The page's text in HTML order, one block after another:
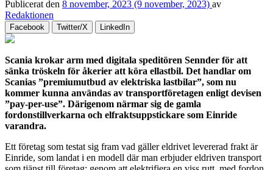
Publicerat den 8 november, 2023 (9 november, 2023) av
Redaktionen
Facebook Twitter/X LinkedIn
Scania krokar arm med digitala speditören Sennder för att
sänka tröskeln för åkerier att köra ellastbil. Det handlar om
Scanias ”premiumutbud av elektriska lastbilar”, som nu
kommer kunna användas av transportföretagen enligt devisen
”pay-per-use”. Därigenom närmar sig de gamla
fordonstillverkarna och elfraktsuppstickare som Einride
varandra.
Ett företag som testat sig fram vad gäller eldrivet levererad frakt är
Einride, som landat i en modell där man erbjuder eldriven transport